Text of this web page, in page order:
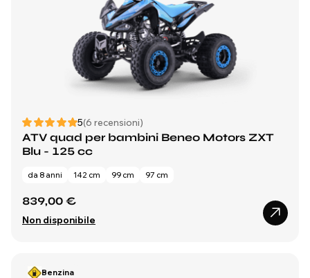
5(6 recensioni)
ATV quad per bambini Beneo Motors ZXT
Blu - 125 cc
da 8 anni 142 cm 99 cm 97 cm
839,00 €
Non disponibile
Benzina